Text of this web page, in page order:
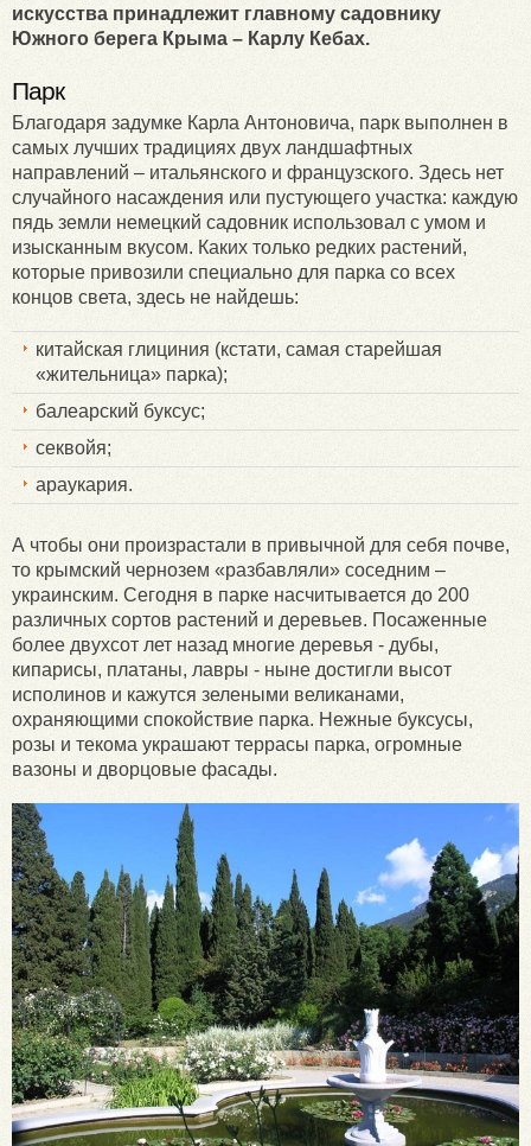
искусства принадлежит главному садовнику
Южного берега Крыма – Карлу Кебах.
Парк
Благодаря задумке Карла Антоновича, парк выполнен в
самых лучших традициях двух ландшафтных
направлений – итальянского и французского. Здесь нет
случайного насаждения или пустующего участка: каждую
пядь земли немецкий садовник использовал с умом и
изысканным вкусом. Каких только редких растений,
которые привозили специально для парка со всех
концов света, здесь не найдешь:
китайская глициния (кстати, самая старейшая
«жительница» парка);
балеарский буксус;
секвойя;
араукария.
А чтобы они произрастали в привычной для себя почве,
то крымский чернозем «разбавляли» соседним –
украинским. Сегодня в парке насчитывается до 200
различных сортов растений и деревьев. Посаженные
более двухсот лет назад многие деревья - дубы,
кипарисы, платаны, лавры - ныне достигли высот
исполинов и кажутся зелеными великанами,
охраняющими спокойствие парка. Нежные буксусы,
розы и текома украшают террасы парка, огромные
вазоны и дворцовые фасады.